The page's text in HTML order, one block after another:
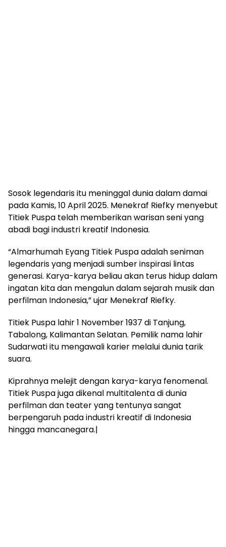
Sosok legendaris itu meninggal dunia dalam damai
pada Kamis, 10 April 2025. Menekraf Riefky menyebut
Titiek Puspa telah memberikan warisan seni yang
abadi bagi industri kreatif Indonesia.
“Almarhumah Eyang Titiek Puspa adalah seniman
legendaris yang menjadi sumber inspirasi lintas
generasi. Karya-karya beliau akan terus hidup dalam
ingatan kita dan mengalun dalam sejarah musik dan
perfilman Indonesia,” ujar Menekraf Riefky.
Titiek Puspa lahir 1 November 1937 di Tanjung,
Tabalong, Kalimantan Selatan. Pemilik nama lahir
Sudarwati itu mengawali karier melalui dunia tarik
suara.
Kiprahnya melejit dengan karya-karya fenomenal.
Titiek Puspa juga dikenal multitalenta di dunia
perfilman dan teater yang tentunya sangat
berpengaruh pada industri kreatif di Indonesia
hingga mancanegara.|